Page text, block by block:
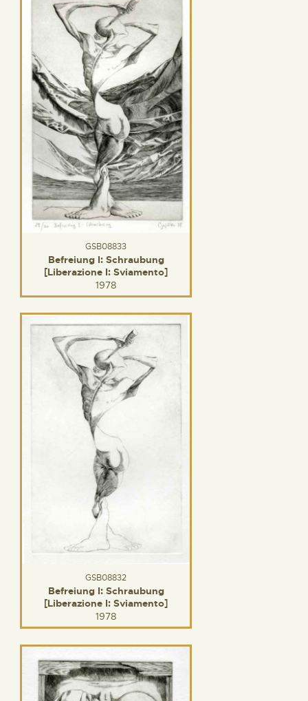
GSB08833
Befreiung I: Schraubung
[Liberazione I: Sviamento]
1978
GSB08832
Befreiung I: Schraubung
[Liberazione I: Sviamento]
1978